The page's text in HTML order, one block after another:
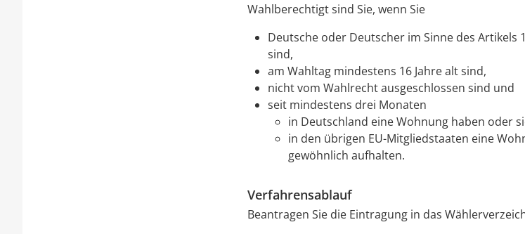
Wahlberechtigt sind Sie, wenn Sie
Deutsche oder Deutscher im Sinne des Artikels
sind,
am Wahltag mindestens 16 Jahre alt sind,
nicht vom Wahlrecht ausgeschlossen sind und
seit mindestens drei Monaten
in Deutschland eine Wohnung haben oder
in den übrigen EU-Mitgliedstaaten eine
gewöhnlich aufhalten.
Verfahrensablauf
Beantragen Sie die Eintragung in das